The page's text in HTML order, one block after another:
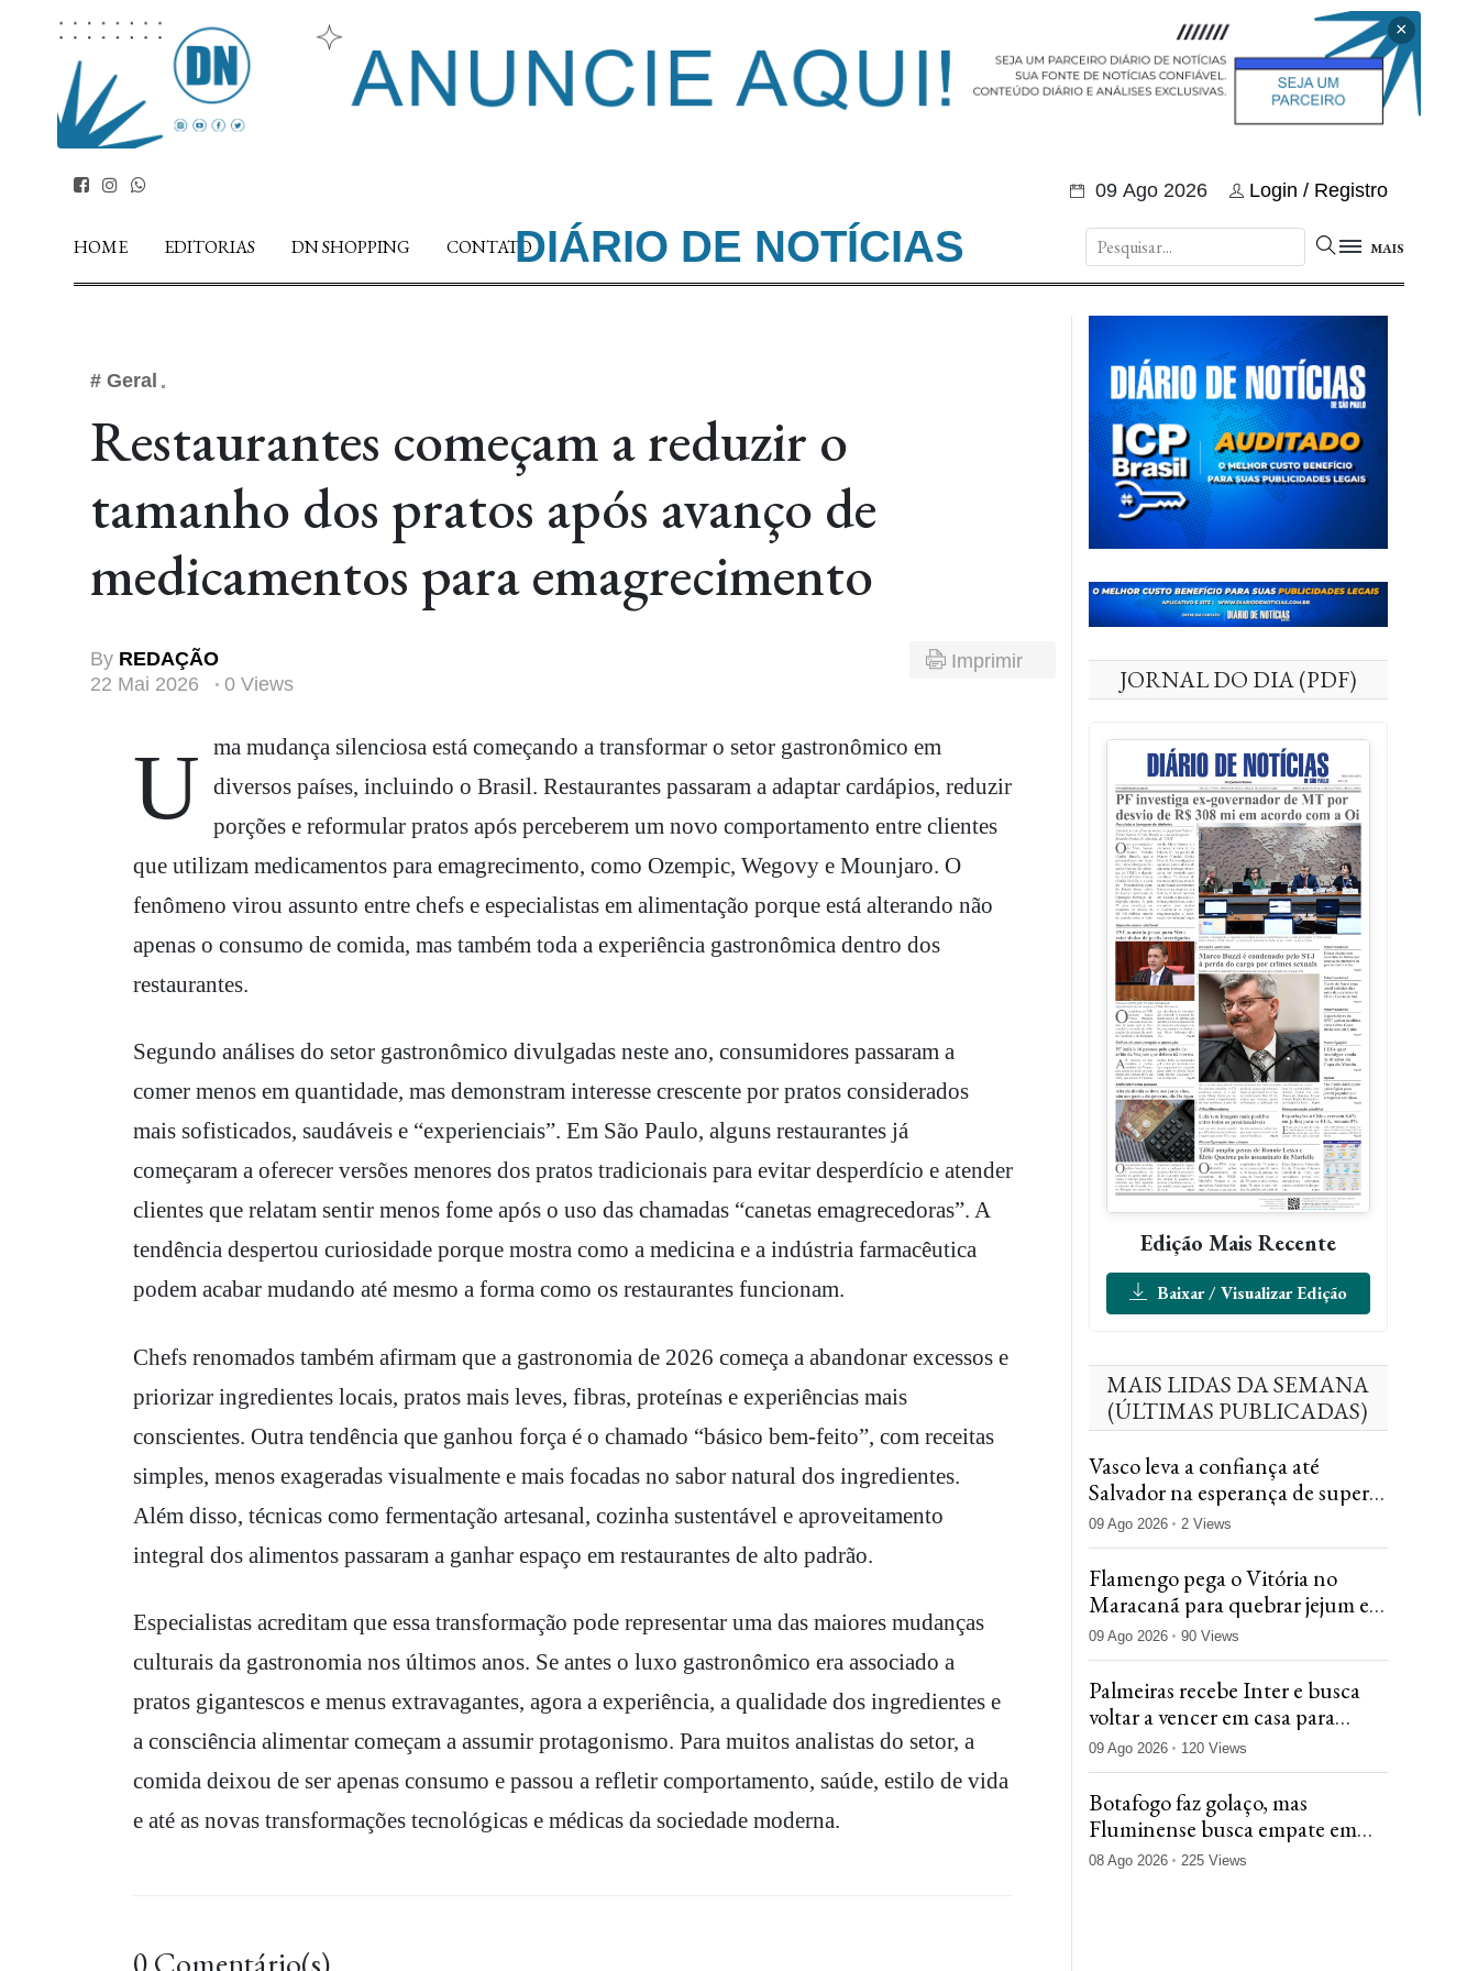
×
09 Ago 2026 Login / Registro
HOME EDITORIAS DN SHOPPING CONTATODIÁRIO DE NOTÍCIAS MAIS
# Geral
Restaurantes começam a reduzir o
tamanho dos pratos após avanço de
medicamentos para emagrecimento
By REDAÇÃO
22 Mai 2026
0 Views
Imprimir
Uma mudança silenciosa está começando a transformar o setor gastronômico em
diversos países, incluindo o Brasil. Restaurantes passaram a adaptar cardápios, reduzir
porções e reformular pratos após perceberem um novo comportamento entre clientes
que utilizam medicamentos para emagrecimento, como Ozempic, Wegovy e Mounjaro. O
fenômeno virou assunto entre chefs e especialistas em alimentação porque está alterando não
apenas o consumo de comida, mas também toda a experiência gastronômica dentro dos
restaurantes.
Segundo análises do setor gastronômico divulgadas neste ano, consumidores passaram a
comer menos em quantidade, mas demonstram interesse crescente por pratos considerados
mais sofisticados, saudáveis e “experienciais”. Em São Paulo, alguns restaurantes já
começaram a oferecer versões menores dos pratos tradicionais para evitar desperdício e atender
clientes que relatam sentir menos fome após o uso das chamadas “canetas emagrecedoras”. A
tendência despertou curiosidade porque mostra como a medicina e a indústria farmacêutica
podem acabar mudando até mesmo a forma como os restaurantes funcionam.
Chefs renomados também afirmam que a gastronomia de 2026 começa a abandonar excessos e
priorizar ingredientes locais, pratos mais leves, fibras, proteínas e experiências mais
conscientes. Outra tendência que ganhou força é o chamado “básico bem-feito”, com receitas
simples, menos exageradas visualmente e mais focadas no sabor natural dos ingredientes.
Além disso, técnicas como fermentação artesanal, cozinha sustentável e aproveitamento
integral dos alimentos passaram a ganhar espaço em restaurantes de alto padrão.
Especialistas acreditam que essa transformação pode representar uma das maiores mudanças
culturais da gastronomia nos últimos anos. Se antes o luxo gastronômico era associado a
pratos gigantescos e menus extravagantes, agora a experiência, a qualidade dos ingredientes e
a consciência alimentar começam a assumir protagonismo. Para muitos analistas do setor, a
comida deixou de ser apenas consumo e passou a refletir comportamento, saúde, estilo de vida
e até as novas transformações tecnológicas e médicas da sociedade moderna.
JORNAL DO DIA (PDF)
Edição Mais Recente
Baixar / Visualizar Edição
MAIS LIDAS DA SEMANA
(ÚLTIMAS PUBLICADAS)
Vasco leva a confiança até
Salvador na esperança de superar
o Bahia na Fonte Nova
09 Ago 2026 2 Views
Flamengo pega o Vitória no
Maracanã para quebrar jejum e
encostar no Palmeiras
09 Ago 2026 90 Views
Palmeiras recebe Inter e busca
voltar a vencer em casa para
manter folga na ponta do
Brasileiro
09 Ago 2026 120 Views
Botafogo faz golaço, mas
Fluminense busca empate em
clássico no Brasileirão
08 Ago 2026 225 Views